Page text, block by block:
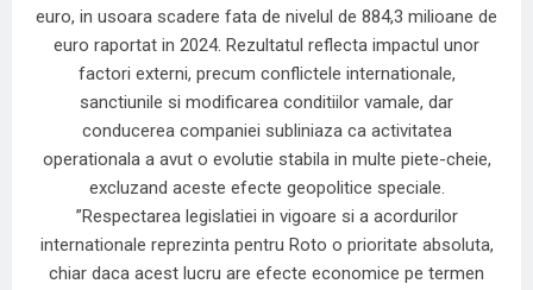
euro, in usoara scadere fata de nivelul de 884,3 milioane de
euro raportat in 2024. Rezultatul reflecta impactul unor
factori externi, precum conflictele internationale,
sanctiunile si modificarea conditiilor vamale, dar
conducerea companiei subliniaza ca activitatea
operationala a avut o evolutie stabila in multe piete-cheie,
excluzand aceste efecte geopolitice speciale.
”Respectarea legislatiei in vigoare si a acordurilor
internationale reprezinta pentru Roto o prioritate absoluta,
chiar daca acest lucru are efecte economice pe termen